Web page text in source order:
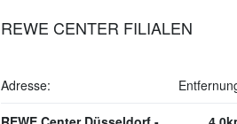
REWE CENTER FILIALEN
Adresse: